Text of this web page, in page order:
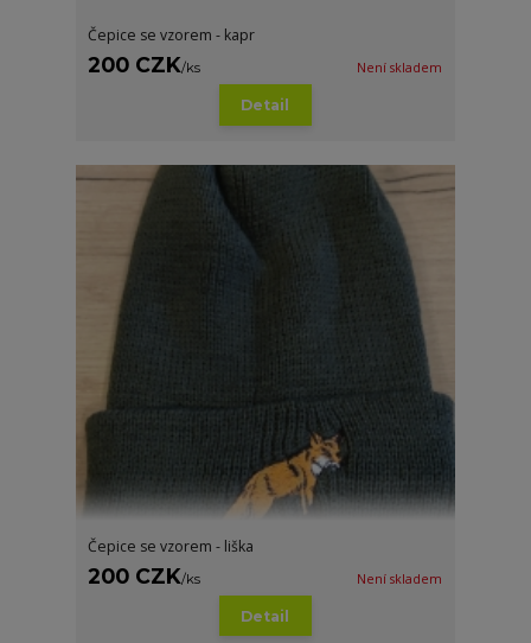
Čepice se vzorem - kapr
200 CZK/ks Není skladem
Detail
Čepice se vzorem - liška
200 CZK/ks Není skladem
Detail